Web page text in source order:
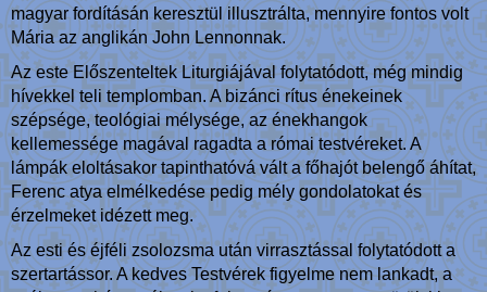
magyar fordításán keresztül illusztrálta, mennyire fontos volt
Mária az anglikán John Lennonnak.
Az este Előszenteltek Liturgiájával folytatódott, még mindig
hívekkel teli templomban. A bizánci rítus énekeinek
szépsége, teológiai mélysége, az énekhangok
kellemessége magával ragadta a római testvéreket. A
lámpák eloltásakor tapinthatóvá vált a főhajót belengő áhítat,
Ferenc atya elmélkedése pedig mély gondolatokat és
érzelmeket idézett meg.
Az esti és éjféli zsolozsma után virrasztással folytatódott a
szertartássor. A kedves Testvérek figyelme nem lankadt, a